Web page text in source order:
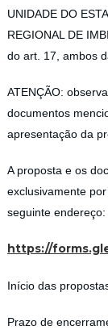
UNIDADE DO
REGIONAL DE
do art. 17, ambos
ATENÇÃO:
documentos
apresentação da
A proposta e os
exclusivamente
seguinte endereço:
https://
Início das
Prazo de